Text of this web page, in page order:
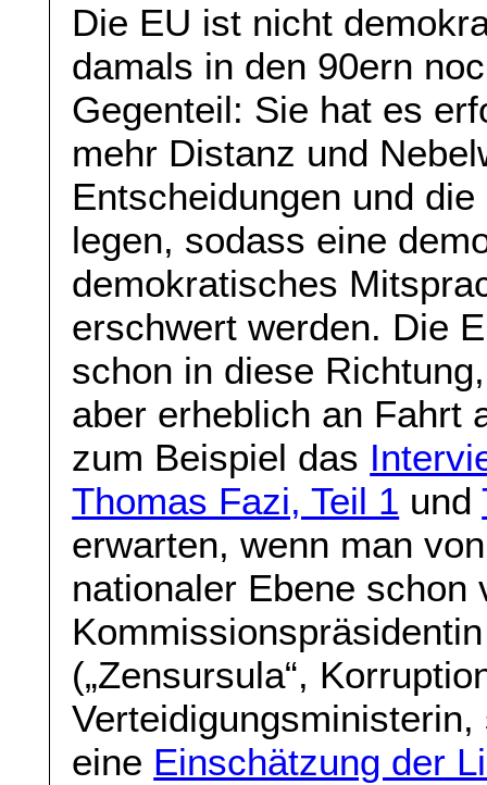
Die EU ist nicht
damals in den 90ern
Gegenteil: Sie hat es
mehr Distanz und
Entscheidungen und
legen, sodass eine
demokratisches
erschwert werden. Die
schon in diese
aber erheblich an Fahrt
zum Beispiel das
Thomas Fazi, Teil 1 und
erwarten, wenn man
nationaler Ebene
(„Zensursula“,
eine Einschätzung der